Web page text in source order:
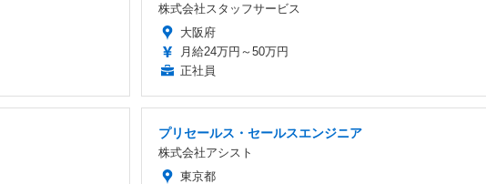
株式会社スタッフサービス
大阪府
月給24万円～50万円
正社員
プリセールス・セールスエンジニア
株式会社アシスト
東京都